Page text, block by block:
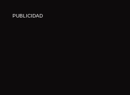
PUBLICIDAD